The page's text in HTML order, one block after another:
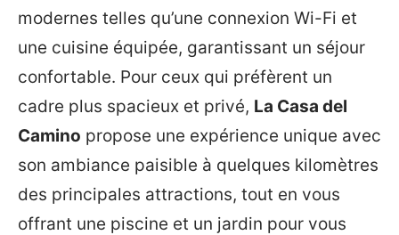
modernes telles qu’une connexion Wi-Fi et
une cuisine équipée, garantissant un séjour
confortable. Pour ceux qui préfèrent un
cadre plus spacieux et privé, La Casa del
Camino propose une expérience unique avec
son ambiance paisible à quelques kilomètres
des principales attractions, tout en vous
offrant une piscine et un jardin pour vous